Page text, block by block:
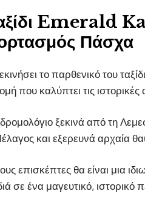
Emerald
Πάσχα
το παρθενικό του
που καλύπτει τις
ξεκινά από τη
και εξερευνά αρχαία
επισκέπτες θα είναι μια
σε ένα μαγευτικό, ιστορικό